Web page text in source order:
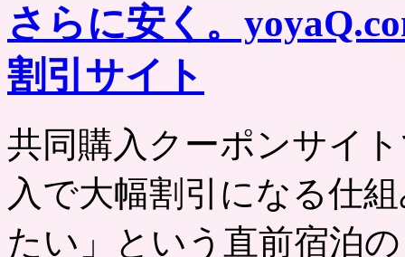
さらに安く。
割引サイト
共同購入クーポンサイ
入で大幅割引になる仕
たい」という直前宿泊